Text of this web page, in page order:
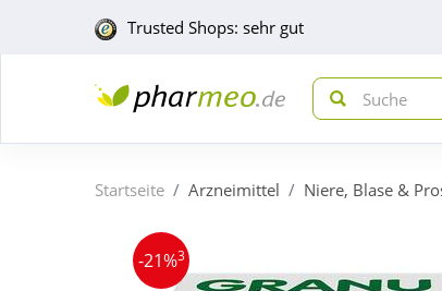
Trusted Shops: sehr gut
Startseite Arzneimittel Niere, Blase &
-21%3